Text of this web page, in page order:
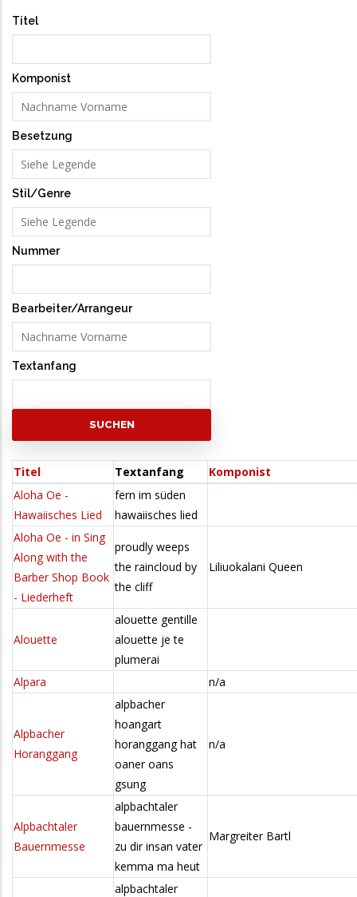
Titel
Komponist
Besetzung
Stil/Genre
Nummer
Bearbeiter/Arrangeur
Textanfang
Titel Textanfang
Komponist
Aloha Oe -
Hawaiisches Lied
fern im süden
hawaiisches lied
Aloha Oe - in Sing
Along with the
Barber Shop Book
- Liederheft
proudly weeps
the raincloud by
the cliff
Liliuokalani Queen
Alouette
alouette gentille
alouette je te
plumerai
Alpara
n/a
Alpbacher
Horanggang
alpbacher
hoangart
horanggang hat
oaner oans
gsung
n/a
Alpbachtaler
Bauernmesse
alpbachtaler
bauernmesse -
zu dir insan vater
kemma ma heut
Margreiter Bartl
alpbachtaler